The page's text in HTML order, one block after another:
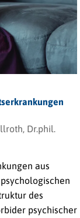
Dr.phil.
aus
des
psychischer